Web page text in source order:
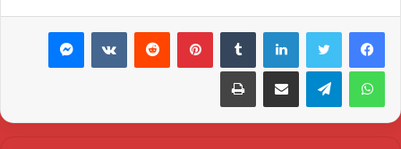
لينكدإن بينتيريست ماسنجر
واتساب تيلقرام مشاركة عبر البريد طباعة